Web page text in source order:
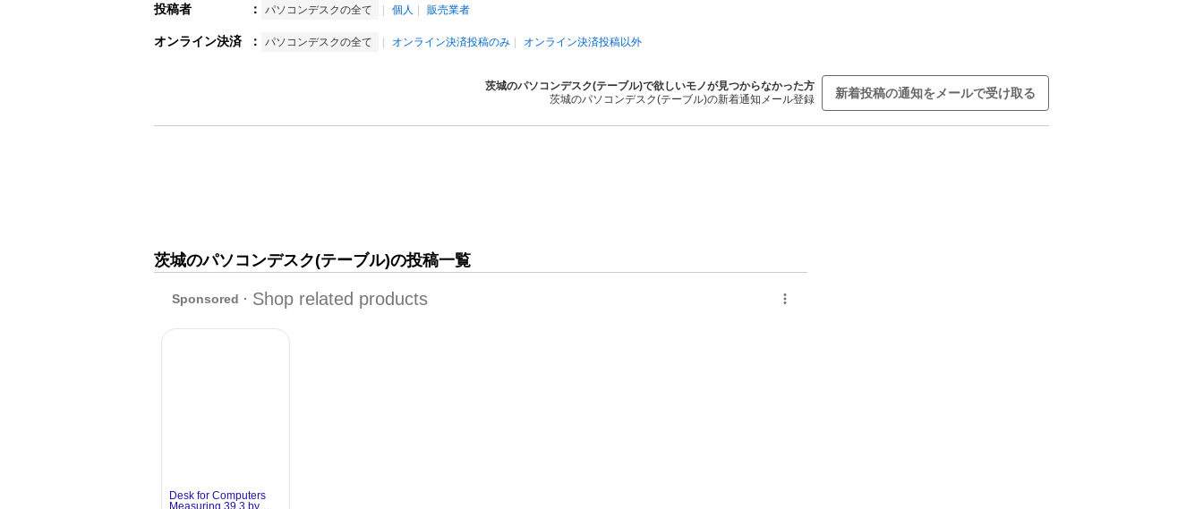
投稿者 ： パソコンデスクの全て 個人 販売業者
オンライン決済 ： パソコンデスクの全て オンライン決済投稿のみ オンライン決済投稿以外
茨城のパソコンデスク(テーブル)で欲しいモノが見つからなかった方
茨城のパソコンデスク(テーブル)の新着通知メール登録
新着投稿の通知をメールで受け取る
茨城のパソコンデスク(テーブル)の投稿一覧